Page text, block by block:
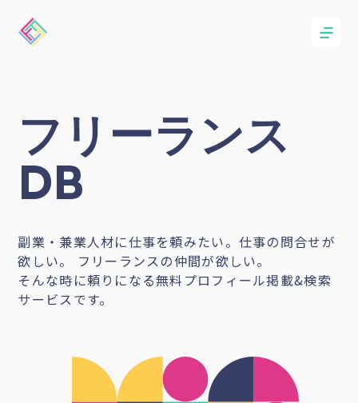
フリーランス
DB
副業・兼業人材に仕事を頼みたい。仕事の問合せが
欲しい。 フリーランスの仲間が欲しい。
そんな時に頼りになる無料プロフィール掲載&検索
サービスです。